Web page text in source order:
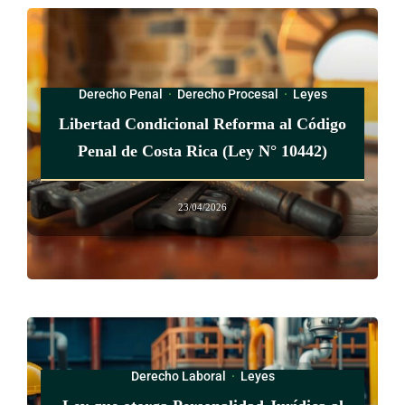
excluir como requisito de admisión a las personas adultas
mayores con enfermedades mentales, por su orientación
sexual, ni por limitaciones físicas para realizar actividades de
la vida diaria básica o instrumentales.
Los costos de planilla del personal especializado que
Conapam deberán ser previamente aprobados y
reglamentados por la Junta Rectora de esa entidad. El uso de
estos fondos para fines diferentes o innecesarios acarreará
sanciones administrativas para las personas funcionarias
en materia civil o penal.
Los recursos de Fodesaf que se transfieran a Conapam de
conformidad con lo dispuesto en la presente ley, solo podrán
Derecho Penal · Derecho Procesal · Leyes
Libertad Condicional Reforma al Código
Penal de Costa Rica (Ley N° 10442)
23/04/2026
Derecho Laboral · Leyes